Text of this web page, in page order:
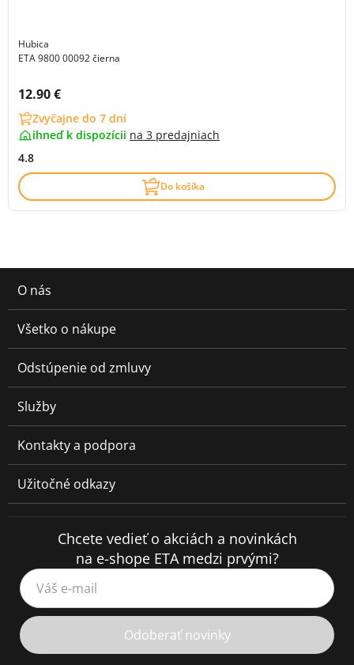
Hubica
ETA 9800 00092 čierna
Cena s DPH:
12.90 €
Zvyčajne do 7 dní
ihneď k dispozícii na 3 predajniach
4.8
Do košíka
O nás
Všetko o nákupe
Odstúpenie od zmluvy
Služby
Kontakty a podpora
Užitočné odkazy
Chcete vedieť o akciách a novinkách
na e-shope ETA medzi prvými?
Váš e-mail
Odoberať novinky